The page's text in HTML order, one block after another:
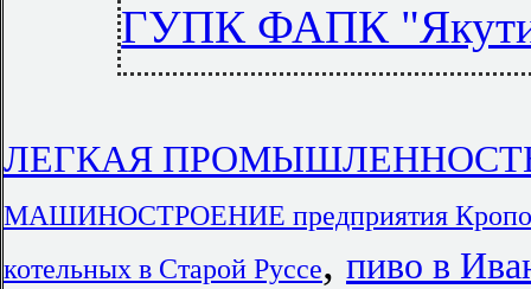
ГУПК ФАПК
ЛЕГКАЯ ПРОМЫШЛЕННОСТЬ
МАШИНОСТРОЕНИЕ предприятия
котельных в Старой Руссе, пиво в